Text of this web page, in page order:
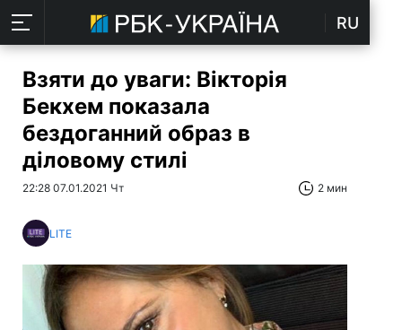
RU
Взяти до уваги: Вікторія
Бекхем показала
бездоганний образ в
діловому стилі
22:28 07.01.2021 Чт 2 мин
LITE